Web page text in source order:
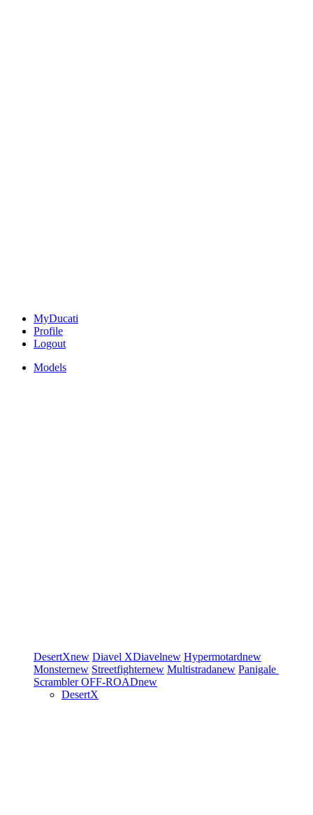
MyDucati
Profile
Logout
Models
DesertXnew Diavel XDiavelnew Hypermotardnew
Monsternew Streetfighternew Multistradanew Panigale
ScramblerOFF-ROADnew
DesertX